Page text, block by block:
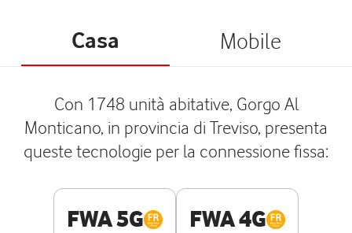
Casa Mobile
Con 1748 unità abitative, Gorgo Al
Monticano, in provincia di Treviso, presenta
queste tecnologie per la connessione fissa:
FWA 5G FWA 4G